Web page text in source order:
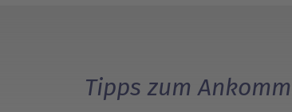
Tipps zum